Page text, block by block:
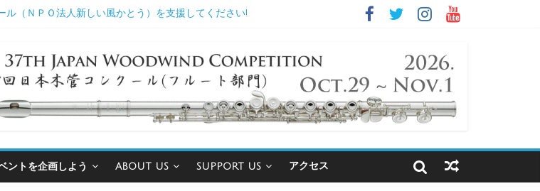
（ＮＰＯ法人新しい風かとう）を支援してください!
ントを企画しよう ABOUT US SUPPORT US アクセス